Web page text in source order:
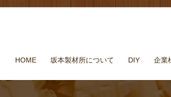
HOME 坂本製材所について DIY 企業